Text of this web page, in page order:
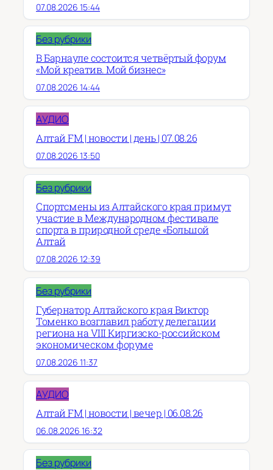
07.08.2026 15:44
Без рубрики
В Барнауле состоится четвёртый форум
«Мой креатив. Мой бизнес»
07.08.2026 14:44
АУДИО
Алтай FM | новости | день | 07.08.26
07.08.2026 13:50
Без рубрики
Спортсмены из Алтайского края примут
участие в Международном фестивале
спорта в природной среде «Большой
Алтай
07.08.2026 12:39
Без рубрики
Губернатор Алтайского края Виктор
Томенко возглавил работу делегации
региона на VIII Киргизско-российском
экономическом форуме
07.08.2026 11:37
АУДИО
Алтай FM | новости | вечер | 06.08.26
06.08.2026 16:32
Без рубрики